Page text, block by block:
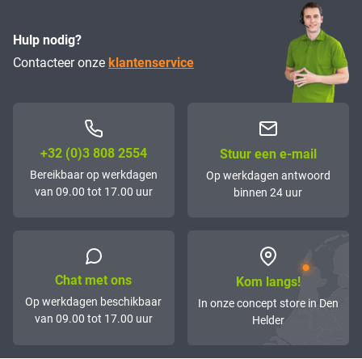
Hulp nodig?
Contacteer onze klantenservice
+32 (0)3 808 2554
Bereikbaar op werkdagen
van 09.00 tot 17.00 uur
Stuur een e-mail
Op werkdagen antwoord
binnen 24 uur
Chat met ons
Op werkdagen beschikbaar
van 09.00 tot 17.00 uur
Kom langs!
In onze concept store in Den
Helder